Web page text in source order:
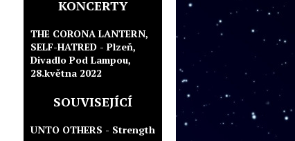
KONCERTY
THE CORONA LANTERN,
SELF-HATRED - Plzeň,
Divadlo Pod Lampou,
28.května 2022
SOUVISEJÍCÍ
UNTO OTHERS - Strength